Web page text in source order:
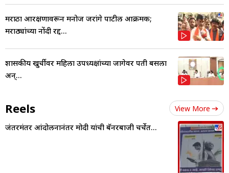
मराठा आरक्षणावरून मनोज जरांगे पाटील आक्रमक;
मराठ्यांच्या नोंदी रद्द...
शासकीय खुर्चीवर महिला उपध्यक्षांच्या जागेवर पती बसला
अन्...
Reels View More
जंतरमंतर आंदोलनानंतर मोदी यांची बॅनरबाजी चर्चेत...